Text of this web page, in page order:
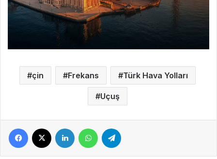
çin Frekans Türk Hava Yolları
Uçuş
Facebook LinkedIn WhatsApp